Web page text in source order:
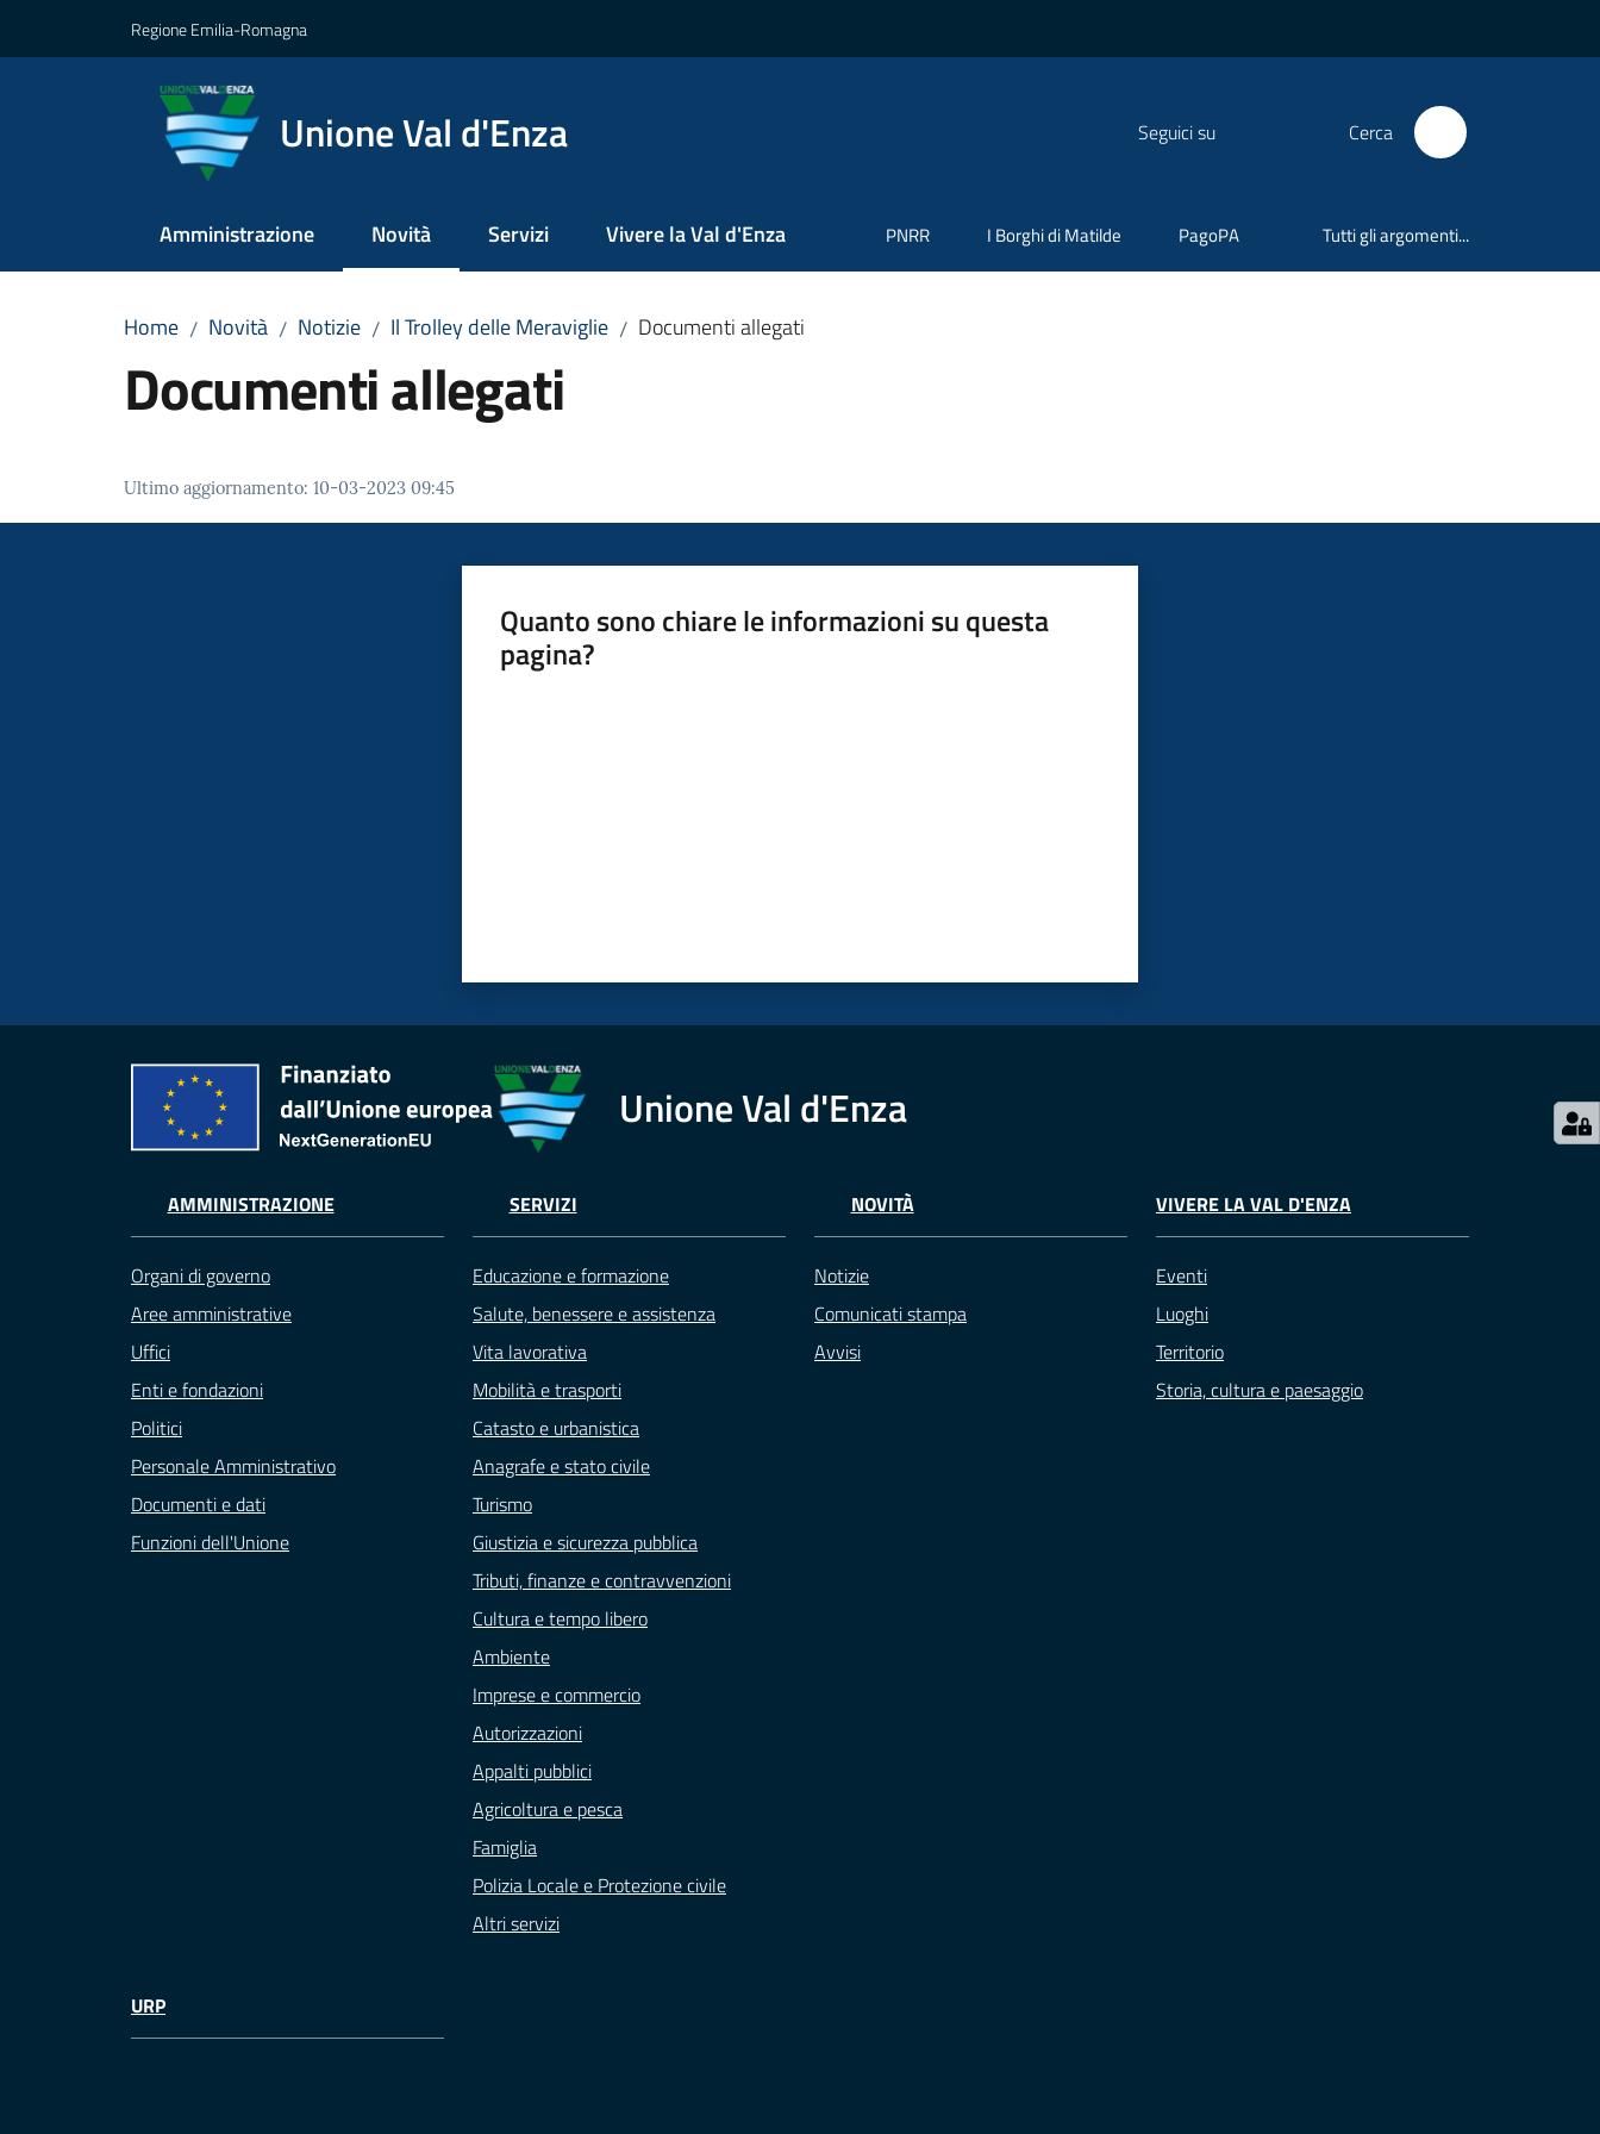
Regione Emilia-Romagna
Unione Val d'Enza Seguici su Cerca
Amministrazione Novità
Menu selezionato
Servizi Vivere la Val d'Enza PNRR I Borghi di Matilde PagoPA Tutti gli argomenti...
Home / Novità / Notizie / Il Trolley delle Meraviglie / Documenti allegati
Documenti allegati
Ultimo aggiornamento: 10-03-2023 09:45
Quanto sono chiare le informazioni su questa
pagina?
Unione Val d'Enza
AMMINISTRAZIONE
Organi di governo
Aree amministrative
Uffici
Enti e fondazioni
Politici
Personale Amministrativo
Documenti e dati
Funzioni dell'Unione
SERVIZI
Educazione e formazione
Salute, benessere e assistenza
Vita lavorativa
Mobilità e trasporti
Catasto e urbanistica
Anagrafe e stato civile
Turismo
Giustizia e sicurezza pubblica
Tributi, finanze e contravvenzioni
Cultura e tempo libero
Ambiente
Imprese e commercio
Autorizzazioni
Appalti pubblici
Agricoltura e pesca
Famiglia
Polizia Locale e Protezione civile
Altri servizi
NOVITÀ
Notizie
Comunicati stampa
Avvisi
VIVERE LA VAL D'ENZA
Eventi
Luoghi
Territorio
Storia, cultura e paesaggio
URP